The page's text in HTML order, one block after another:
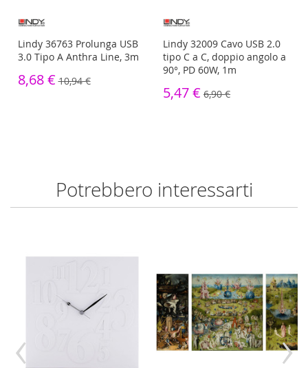
Lindy 36763 Prolunga USB
3.0 Tipo A Anthra Line, 3m
8,68 € 10,94 €
Lindy 32009 Cavo USB 2.0
tipo C a C, doppio angolo a
90°, PD 60W, 1m
5,47 € 6,90 €
Potrebbero interessarti
‹ ›